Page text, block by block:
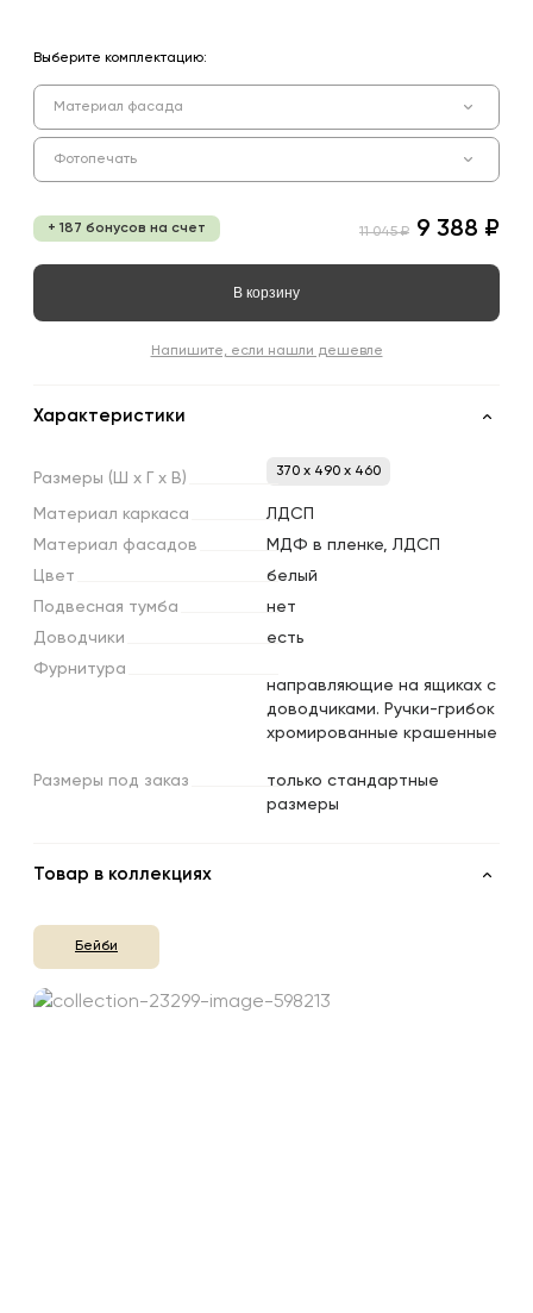
Выберите комплектацию:
Материал фасада
Фотопечать
+ 187 бонусов на счет 11 045 ₽ 9 388 ₽
В корзину
Напишите, если нашли дешевле
Характеристики
Размеры (Ш х х В) 370 x 490 x 460
Материал каркаса
ЛДСП
Материал фасадов
МДФ в пленке, ЛДСП
Цвет
белый
Подвесная тумба
нет
Доводчики
есть
Фурнитура
направляющие на ящиках с
доводчиками. Ручки-грибок
хромированные крашенные
Размеры под заказ
только стандартные
размеры
Товар в коллекциях
Бейби